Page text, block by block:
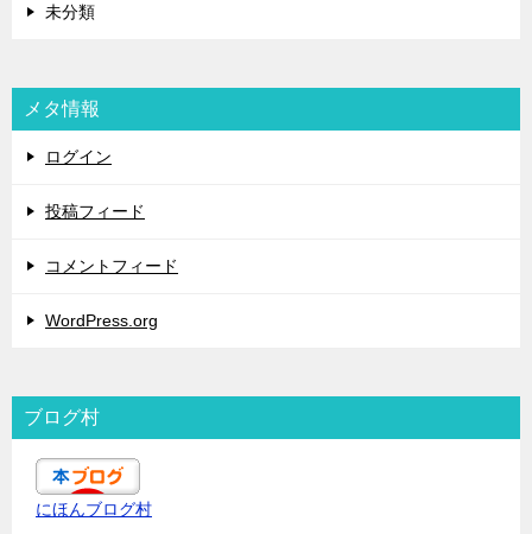
未分類
メタ情報
ログイン
投稿フィード
コメントフィード
WordPress.org
ブログ村
にほんブログ村